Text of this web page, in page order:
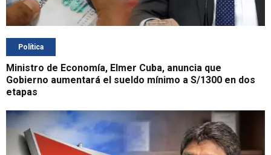
Política
Ministro de Economía, Elmer Cuba, anuncia que
Gobierno aumentará el sueldo mínimo a S/1300 en dos
etapas